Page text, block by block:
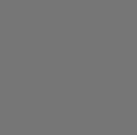
et
l’aimer.
dépérir